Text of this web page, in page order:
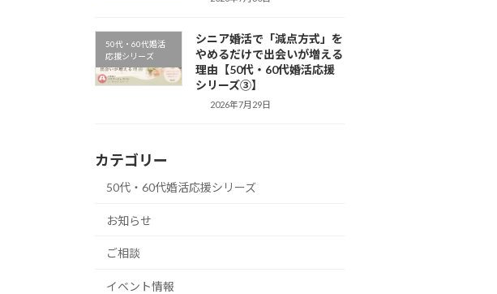
50代・60代婚活
応援シリーズ
シニア婚活で「減点方式」を
やめるだけで出会いが増える
理由【50代・60代婚活応援
シリーズ③】
2026年7月29日
カテゴリー
50代・60代婚活応援シリーズ
お知らせ
ご相談
イベント情報